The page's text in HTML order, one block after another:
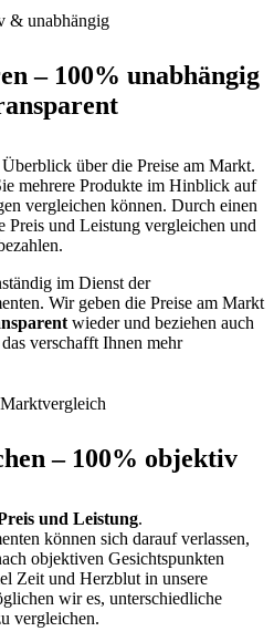
& unabhängig
– 100% unabhängig
über die Preise am Markt.
mehrere Produkte im Hinblick auf
vergleichen können. Durch einen
Preis und Leistung vergleichen und
im Dienst der
Wir geben die Preise am Markt
wieder und beziehen auch
verschafft Ihnen mehr
– 100% objektiv
und Leistung.
können sich darauf verlassen,
objektiven Gesichtspunkten
Zeit und Herzblut in unsere
wir es, unterschiedliche
vergleichen.